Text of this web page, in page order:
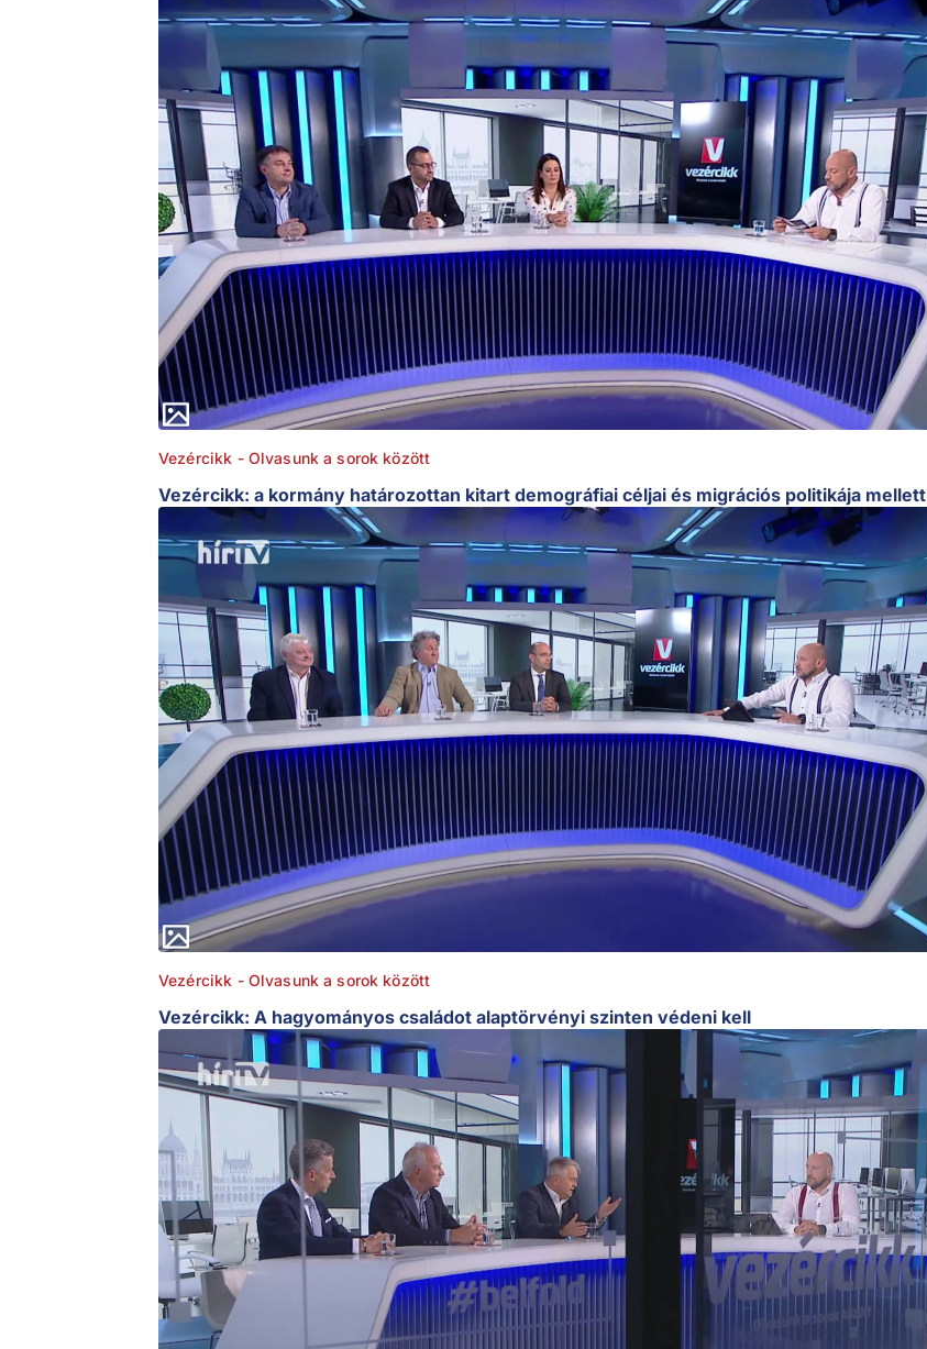
Vezércikk - Olvasunk a sorok között
Vezércikk: a kormány határozottan kitart demográfiai céljai és migrációs politikája mellett
Vezércikk - Olvasunk a sorok között
Vezércikk: A hagyományos családot alaptörvényi szinten védeni kell